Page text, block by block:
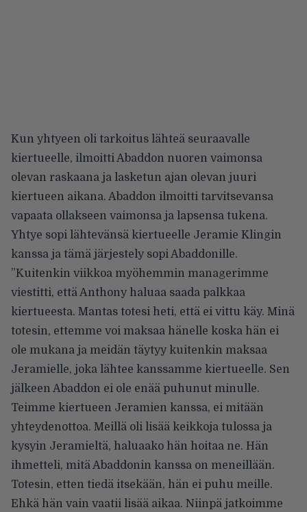
Kun yhtyeen oli tarkoitus lähteä seuraavalle
kiertueelle, ilmoitti Abaddon nuoren vaimonsa
olevan raskaana ja lasketun ajan olevan juuri
kiertueen aikana. Abaddon ilmoitti tarvitsevansa
vapaata ollakseen vaimonsa ja lapsensa tukena.
Yhtye sopi lähtevänsä kiertueelle Jeramie Klingin
kanssa ja tämä järjestely sopi Abaddonille.
”Kuitenkin viikkoa myöhemmin managerimme
viestitti, että Anthony haluaa saada palkkaa
kiertueesta. Mantas totesi heti, että ei vittu käy. Minä
totesin, ettemme voi maksaa hänelle koska hän ei
ole mukana ja meidän täytyy kuitenkin maksaa
Jeramielle, joka lähtee kanssamme kiertueelle. Sen
jälkeen Abaddon ei ole enää puhunut minulle.
Teimme kiertueen Jeramien kanssa, ei mitään
yhteydenottoa. Meillä oli lisää keikkoja tulossa ja
kysyin Jeramieltä, haluaako hän hoitaa ne. Hän
ihmetteli, mitä Abaddonin kanssa on meneillään.
Totesin, etten tiedä itsekään, hän ei puhu meille.
Ehkä hän vain vaatii lisää aikaa. Niinpä jatkoimme